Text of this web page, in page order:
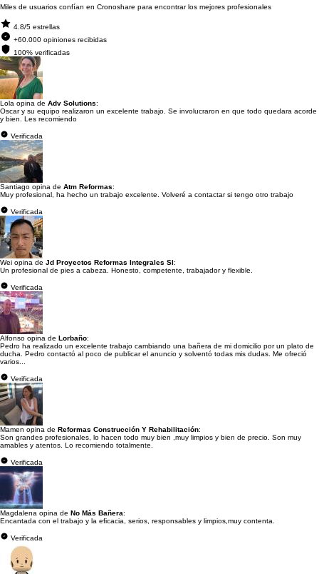
Miles de usuarios confían en Cronoshare para encontrar los mejores profesionales
4.8/5 estrellas
+60.000 opiniones recibidas
100% verificadas
Lola opina de Adv Solutions:
Oscar y su equipo realizaron un excelente trabajo. Se involucraron en que todo quedara acorde
y bien. Les recomiendo
Verificada
Santiago opina de Atm Reformas:
Muy profesional, ha hecho un trabajo excelente. Volveré a contactar si tengo otro trabajo
Verificada
Wei opina de Jd Proyectos Reformas Integrales Sl:
Un profesional de pies a cabeza. Honesto, competente, trabajador y flexible.
Verificada
Alfonso opina de Lorbaño:
Pedro ha realizado un excelente trabajo cambiando una bañera de mi domicilio por un plato de
ducha. Pedro contactó al poco de publicar el anuncio y solventó todas mis dudas. Me ofreció
varios...
Verificada
Mamen opina de Reformas Construcción Y Rehabilitación:
Son grandes profesionales, lo hacen todo muy bien ,muy limpios y bien de precio. Son muy
amables y atentos. Lo recomiendo totalmente.
Verificada
Magdalena opina de No Más Bañera:
Encantada con el trabajo y la eficacia, serios, responsables y limpios,muy contenta.
Verificada